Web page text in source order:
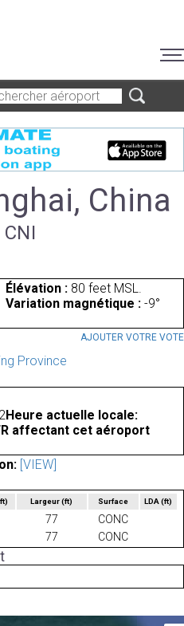
China
Élévation : 80 feet MSL.
Variation magnétique : -9°
AJOUTER VOTRE VOTE
Province
Heure actuelle locale:
affectant cet aéroport
[VIEW]
Largeur(ft) Surface LDA(ft)
77
CONC
77 CONC